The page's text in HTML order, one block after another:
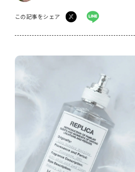
この記事をシェア